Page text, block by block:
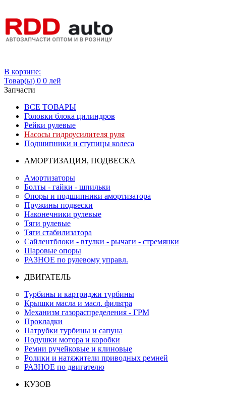
В корзине:
Товар(ы) 0 0 лей
Запчасти
ВСЕ ТОВАРЫ
Головки блока цилиндров
Рейки рулевые
Насосы гидроусилителя руля
Подшипники и ступицы колеса
АМОРТИЗАЦИЯ, ПОДВЕСКА
Амортизаторы
Болты - гайки - шпильки
Опоры и подшипники амортизатора
Пружины подвески
Наконечники рулевые
Тяги рулевые
Тяги стабилизатора
Сайлентблоки - втулки - рычаги - стремянки
Шаровые опоры
РАЗНОЕ по рулевому управл.
ДВИГАТЕЛЬ
Турбины и картриджи турбины
Крышки масла и масл. фильтра
Механизм газораспределения - ГРМ
Прокладки
Патрубки турбины и сапуна
Подушки мотора и коробки
Ремни ручейковые и клиновые
Ролики и натяжители приводных ремней
РАЗНОЕ по двигателю
КУЗОВ